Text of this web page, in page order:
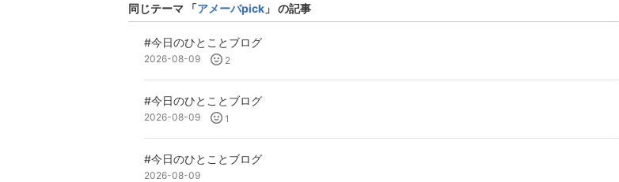
同じテーマ 「アメーバpick 」 の記事
#今日のひとことブログ
2026-08-09 2
#今日のひとことブログ
2026-08-09 1
#今日のひとことブログ
2026-08-09